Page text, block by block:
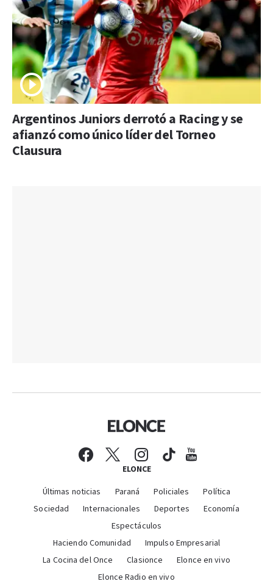
Argentinos Juniors derrotó a Racing y se
afianzó como único líder del Torneo
Clausura
ELONCE
Últimas noticias Paraná Policiales
Política
Sociedad
Internacionales Deportes
Economía
Espectáculos
Haciendo Comunidad
Impulso Empresarial
La Cocina del Once
Clasionce
Elonce en vivo
Elonce Radio en vivo